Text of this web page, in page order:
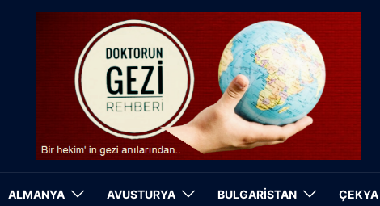
ALMANYA AVUSTURYA BULGARİSTAN
ÇEKYA